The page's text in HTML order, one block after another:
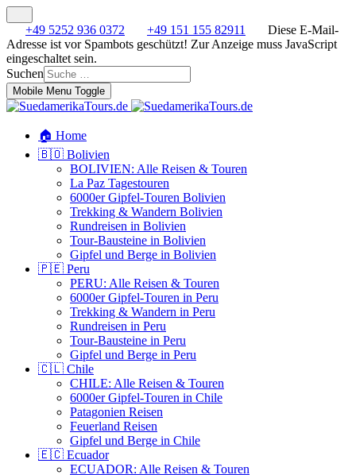
+49 5252 936 0372 +49 151 155 82911
Diese E-Mail-
Adresse ist vor Spambots geschützt! Zur Anzeige muss JavaScript
eingeschaltet sein.
Suchen
Mobile Menu Toggle
🏠 Home
🇧🇴 Bolivien
BOLIVIEN: Alle Reisen & Touren
La Paz Tagestouren
6000er Gipfel-Touren Bolivien
Trekking & Wandern Bolivien
Rundreisen in Bolivien
Tour-Bausteine in Bolivien
Gipfel und Berge in Bolivien
🇵🇪 Peru
PERU: Alle Reisen & Touren
6000er Gipfel-Touren in Peru
Trekking & Wandern in Peru
Rundreisen in Peru
Tour-Bausteine in Peru
Gipfel und Berge in Peru
🇨🇱 Chile
CHILE: Alle Reisen & Touren
6000er Gipfel-Touren in Chile
Patagonien Reisen
Feuerland Reisen
Gipfel und Berge in Chile
🇪🇨 Ecuador
ECUADOR: Alle Reisen & Touren